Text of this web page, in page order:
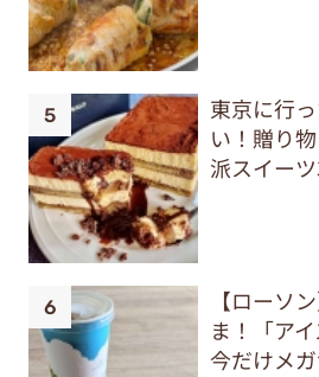
東京に行
い！贈り
派スイー
【ローソ
ま！「ア
今だけメ